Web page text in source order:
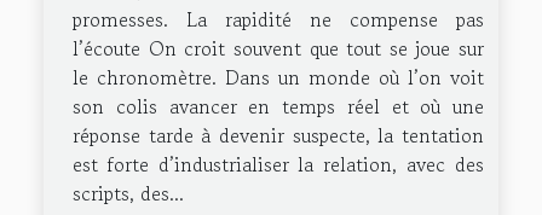
promesses. La rapidité ne compense pas
l’écoute On croit souvent que tout se joue sur
le chronomètre. Dans un monde où l’on voit
son colis avancer en temps réel et où une
réponse tarde à devenir suspecte, la tentation
est forte d’industrialiser la relation, avec des
scripts, des...